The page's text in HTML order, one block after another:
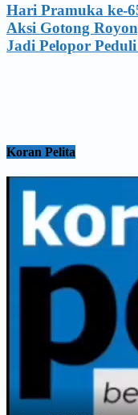
Hari Pramuka ke-
Aksi Gotong
Jadi Pelopor
Koran Pelita